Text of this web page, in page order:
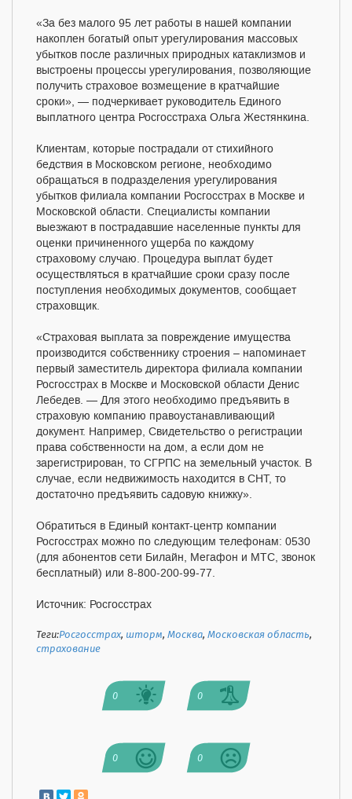
«За без малого 95 лет работы в нашей компании
накоплен богатый опыт урегулирования массовых
убытков после различных природных катаклизмов и
выстроены процессы урегулирования, позволяющие
получить страховое возмещение в кратчайшие
сроки», — подчеркивает руководитель Единого
выплатного центра Росгосстраха Ольга Жестянкина.
Клиентам, которые пострадали от стихийного
бедствия в Московском регионе, необходимо
обращаться в подразделения урегулирования
убытков филиала компании Росгосстрах в Москве и
Московской области. Специалисты компании
выезжают в пострадавшие населенные пункты для
оценки причиненного ущерба по каждому
страховому случаю. Процедура выплат будет
осуществляться в кратчайшие сроки сразу после
поступления необходимых документов, сообщает
страховщик.
«Страховая выплата за повреждение имущества
производится собственнику строения – напоминает
первый заместитель директора филиала компании
Росгосстрах в Москве и Московской области Денис
Лебедев. — Для этого необходимо предъявить в
страховую компанию правоустанавливающий
документ. Например, Свидетельство о регистрации
права собственности на дом, а если дом не
зарегистрирован, то СГРПС на земельный участок. В
случае, если недвижимость находится в СНТ, то
достаточно предъявить садовую книжку».
Обратиться в Единый контакт-центр компании
Росгосстрах можно по следующим телефонам: 0530
(для абонентов сети Билайн, Мегафон и МТС, звонок
бесплатный) или 8-800-200-99-77.
Источник: Росгосстрах
Теги:Росгосстрах, шторм,Москва,Московская область,
страхование
0 0
0 0